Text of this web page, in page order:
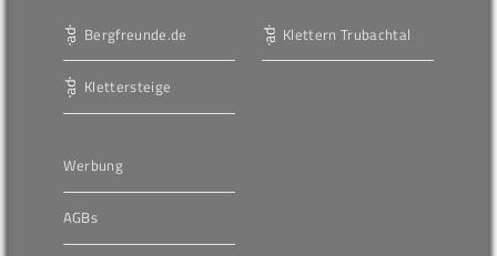
Bergfreunde.de
Klettersteige
Klettern Trubachtal
Werbung
AGBs